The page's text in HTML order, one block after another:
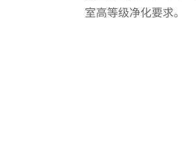
室高等级净化要求。